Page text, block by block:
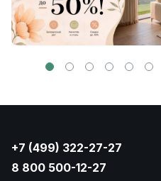
+7 (499) 322-27-27
8 800 500-12-27